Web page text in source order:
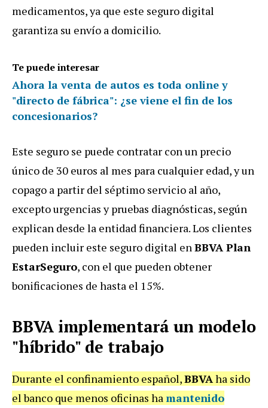
medicamentos, ya que este seguro digital
garantiza su envío a domicilio.
Te puede interesar
Ahora la venta de autos es toda online y
"directo de fábrica": ¿se viene el fin de los
concesionarios?
Este seguro se puede contratar con un precio
único de 30 euros al mes para cualquier edad, y un
copago a partir del séptimo servicio al año,
excepto urgencias y pruebas diagnósticas, según
explican desde la entidad financiera. Los clientes
pueden incluir este seguro digital enBBVA Plan
EstarSeguro, con el que pueden obtener
bonificaciones de hasta el 15%.
BBVA implementará un modelo
"híbrido" de trabajo
Durante el confinamiento español,BBVAha sido
el banco que menos oficinas hamantenido